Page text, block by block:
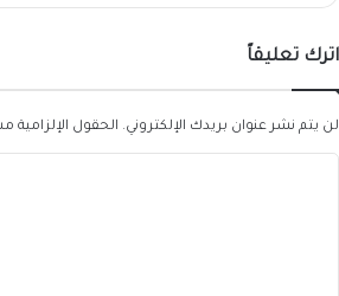
اترك تعليقاً
لن يتم نشر عنوان بريدك الإلكتروني. الحقول الإلزامية